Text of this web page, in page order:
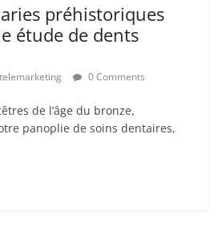
préhistoriques
étude de dents
0 Comments
de l’âge du bronze,
panoplie de soins dentaires,